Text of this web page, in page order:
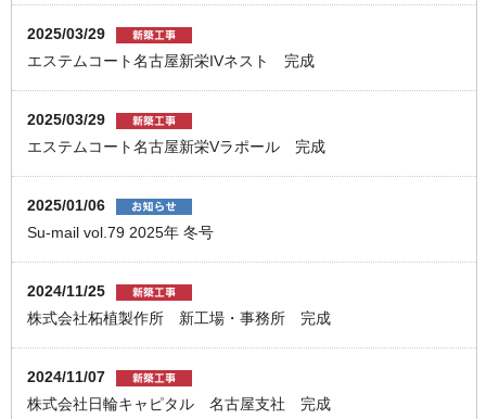
2025/03/29
エステムコート名古屋新栄IVネスト 完成
2025/03/29
エステムコート名古屋新栄Vラポール 完成
2025/01/06
Su-mail vol.79 2025年 冬号
2024/11/25
株式会社柘植製作所 新工場・事務所 完成
2024/11/07
株式会社日輪キャピタル 名古屋支社 完成